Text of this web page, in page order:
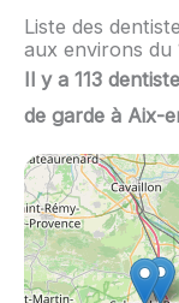
Liste des
aux environs du
Il y a 113
de garde à Aix-